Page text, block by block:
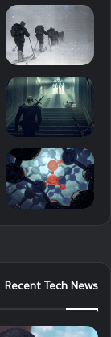
Recent Tech News